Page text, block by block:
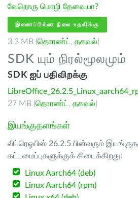
வேறொரு மொழி தேவையா?
இணைப்பில்லா நிலை உதவிக்கு
3.3 MB (தொரண்ட் , தகவல்)
SDK யும் நிரல்மூலமும்
SDK ஐப் பதிவிறக்கு
27 MB (தொரண்ட் , தகவல்)
இயங்குதளங்கள்
லிப்ரெஓபிஸ் 26.2.5 பின்வரும்
கட்டமைப்புகளுக்குக் கிடைக்கிறது:
Linux Aarch64 (deb)
Linux Aarch64 (rpm)